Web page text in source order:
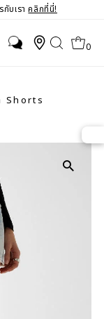
กับเราคลิกที่นี่!
0
Shorts